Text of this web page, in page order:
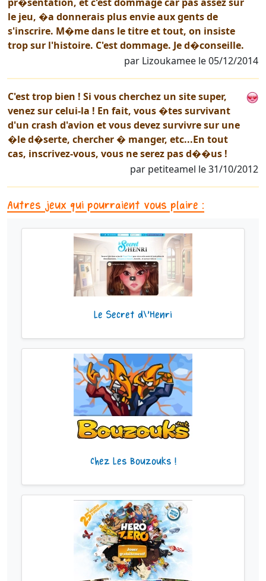
le jeu, �a donnerais plus envie aux gents de
s'inscrire. M�me dans le titre et tout, on insiste
trop sur l'histoire. C'est dommage. Je d�conseille.
par Lizoukamee le 05/12/2014
C'est trop bien ! Si vous cherchez un site super,
venez sur celui-la ! En fait, vous �tes survivant
d'un crash d'avion et vous devez survivre sur une
�le d�serte, chercher � manger, etc...En tout
cas, inscrivez-vous, vous ne serez pas d��us !
par petiteamel le 31/10/2012
Autres jeux qui pourraient vous plaire :
Le Secret d\'Henri
Chez Les Bouzouks !